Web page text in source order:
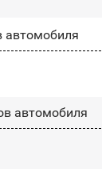
автомобиля
автомобиля